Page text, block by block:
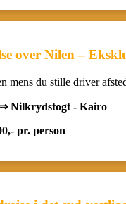
over Nilen –
mens du stille driver
Nilkrydstogt - Kairo
pr. person